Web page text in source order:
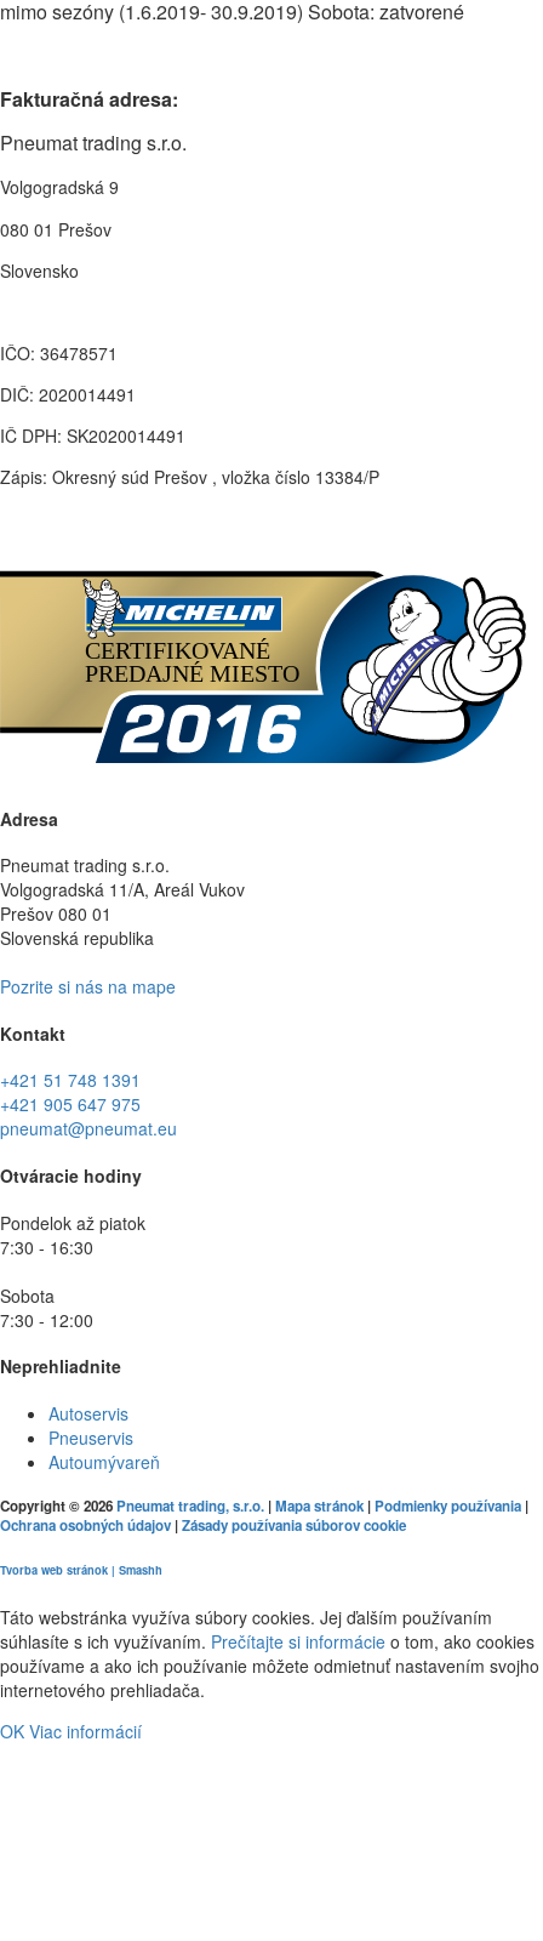
mimo sezóny (1.6.2019- 30.9.2019) Sobota: zatvorené
Fakturačná adresa:
Pneumat trading s.r.o.
Volgogradská 9
080 01 Prešov
Slovensko
IČO: 36478571
DIČ: 2020014491
IČ DPH: SK2020014491
Zápis: Okresný súd Prešov , vložka číslo 13384/P
Adresa
Pneumat trading s.r.o.
Volgogradská 11/A, Areál Vukov
Prešov 080 01
Slovenská republika
Pozrite si nás na mape
Kontakt
+421 51 748 1391
+421 905 647 975
pneumat@pneumat.eu
Otváracie hodiny
Pondelok až piatok
7:30 - 16:30
Sobota
7:30 - 12:00
Neprehliadnite
Autoservis
Pneuservis
Autoumývareň
Copyright © 2026Pneumat trading, s.r.o. |Mapa stránok|Podmienky používania |
Ochrana osobných údajov |Zásady používania súborov cookie
Tvorba web stránok | Smashh
Táto webstránka využíva súbory cookies. Jej ďalším používaním
súhlasíte s ich využívaním. Prečítajte si informácie o tom, ako cookies
používame a ako ich používanie môžete odmietnuť nastavením svojho
internetového prehliadača.
OK Viac informácií